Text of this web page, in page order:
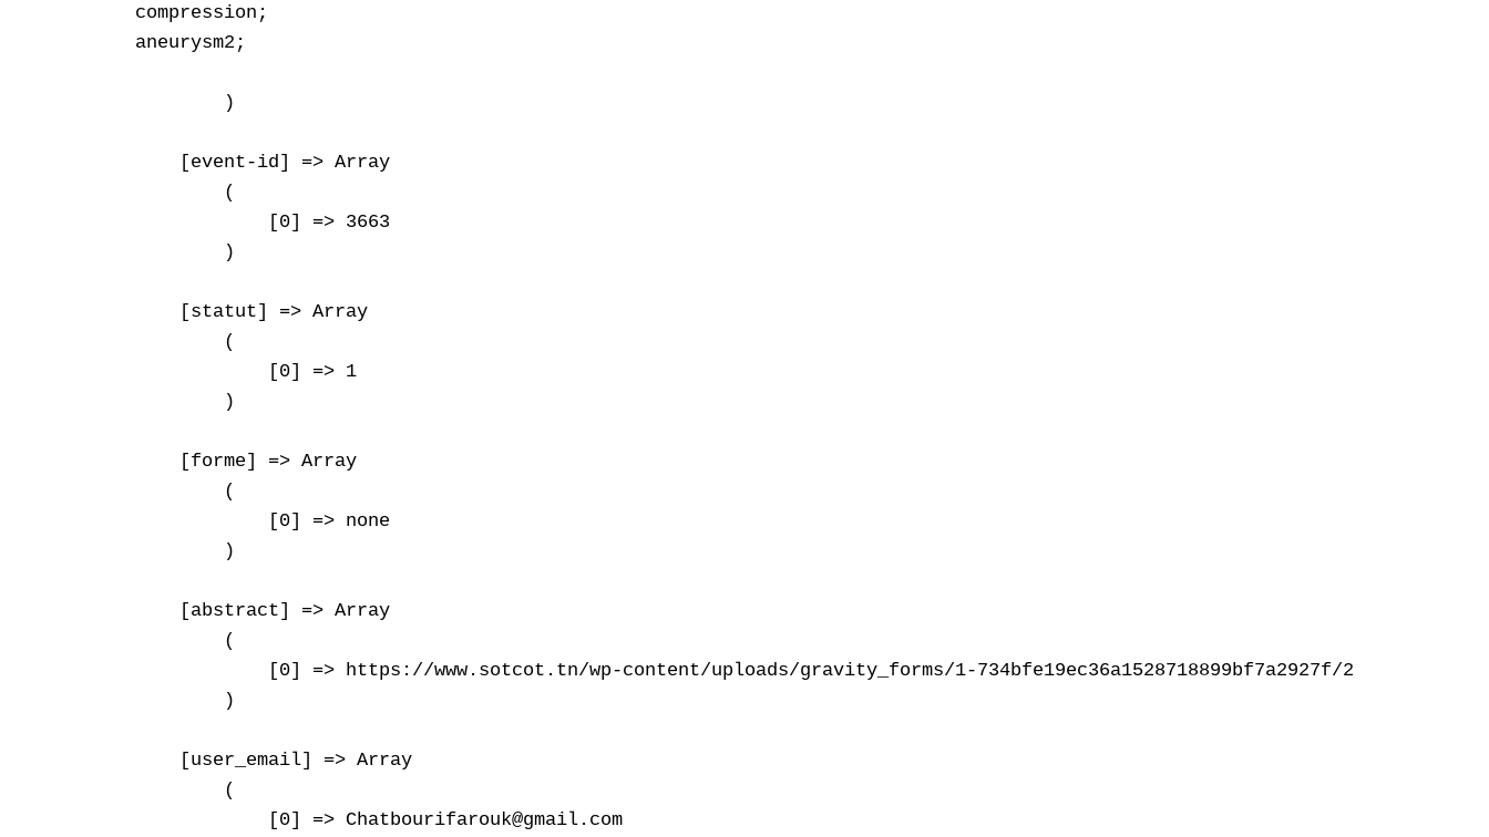
compression;
aneurysm2;
        )
    [event-id] => Array
        (
            [0] => 3663
        )
    [statut] => Array
        (
            [0] => 1
        )
    [forme] => Array
        (
            [0] => none
        )
    [abstract] => Array
        (
[0] => https://www.sotcot.tn/wp-content/uploads/gravity_forms/1-734bfe19ec36a1528718899bf7a2927f/2024/03/
        )
    [user_email] => Array
        (
            [0] => Chatbourifarouk@gmail.com